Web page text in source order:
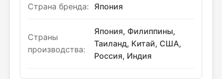
Страна бренда: Япония
Страны
производства:
Япония, Филиппины,
Таиланд, Китай, США,
Россия, Индия